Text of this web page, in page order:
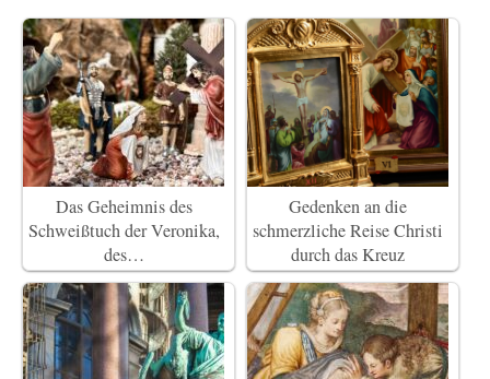
Das Geheimnis des
Schweißtuch der Veronika,
des…
Gedenken an die
schmerzliche Reise Christi
durch das Kreuz